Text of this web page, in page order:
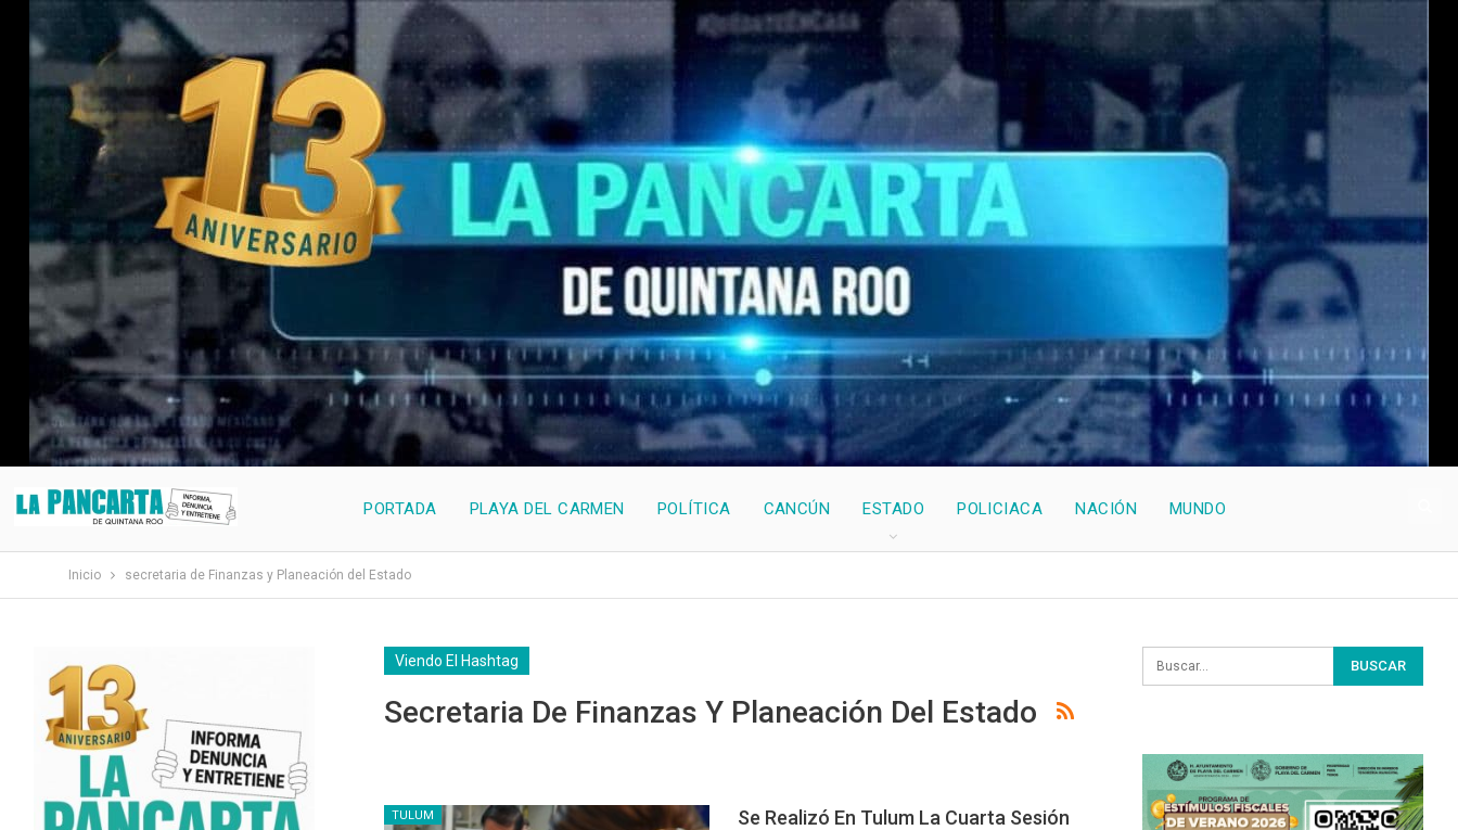
PORTADA PLAYA DEL CARMEN POLÍTICA CANCÚN ESTADO POLICIACA NACIÓN MUNDO
Inicio secretaria de Finanzas y Planeación del Estado
Viendo El Hashtag
Secretaria De Finanzas Y Planeación Del Estado
TULUM
Se Realizó En Tulum La Cuarta Sesión